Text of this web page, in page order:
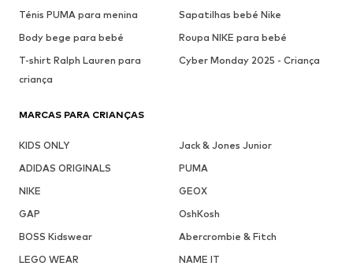
Ténis PUMA para menina
Sapatilhas bebé Nike
Body bege para bebé
Roupa NIKE para bebé
T-shirt Ralph Lauren para
criança
Cyber Monday 2025 - Criança
MARCAS PARA CRIANÇAS
KIDS ONLY
Jack & Jones Junior
ADIDAS ORIGINALS
PUMA
NIKE
GEOX
GAP
OshKosh
BOSS Kidswear
Abercrombie & Fitch
LEGO WEAR
NAME IT